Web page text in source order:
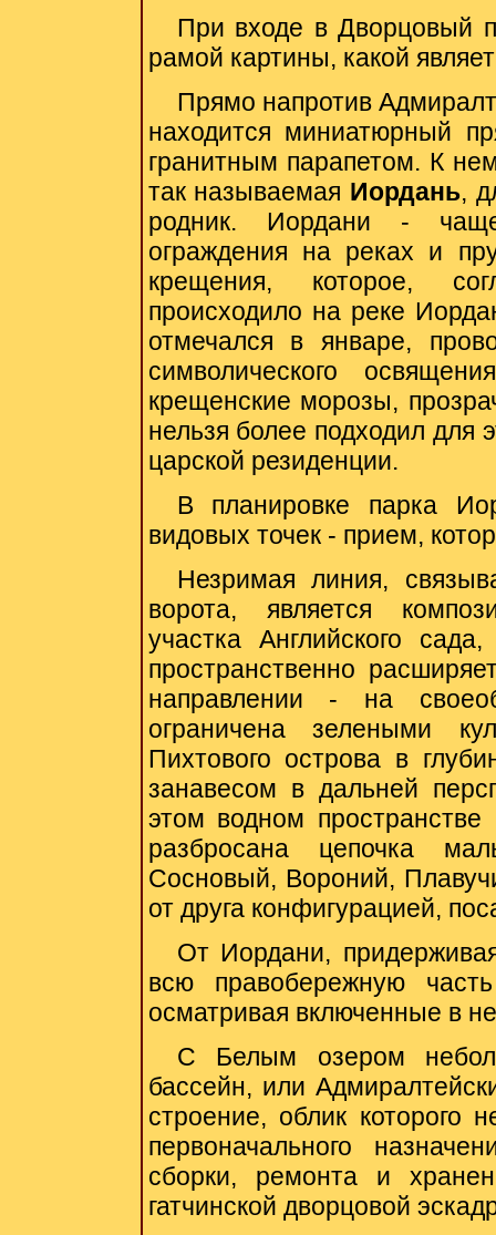
При входе в Дворцовый
рамой картины, какой
Прямо напротив
находится миниатюрный
гранитным парапетом. К
так называемая Иордань,
родник. Иордани -
ограждения на реках и
крещения, которое,
происходило на реке
отмечался в январе,
символического
крещенские морозы,
нельзя более подходил для
царской резиденции.
В планировке парка
видовых точек - прием,
Незримая линия,
ворота, является
участка Английского
пространственно
направлении - на
ограничена зелеными
Пихтового острова в
занавесом в дальней
этом водном пространстве
разбросана цепочка
Сосновый, Вороний,
от друга конфигурацией,
От Иордани,
всю правобережную
осматривая включенные в
С Белым озером
бассейн, или
строение, облик которого
первоначального
сборки, ремонта и
гатчинской дворцовой